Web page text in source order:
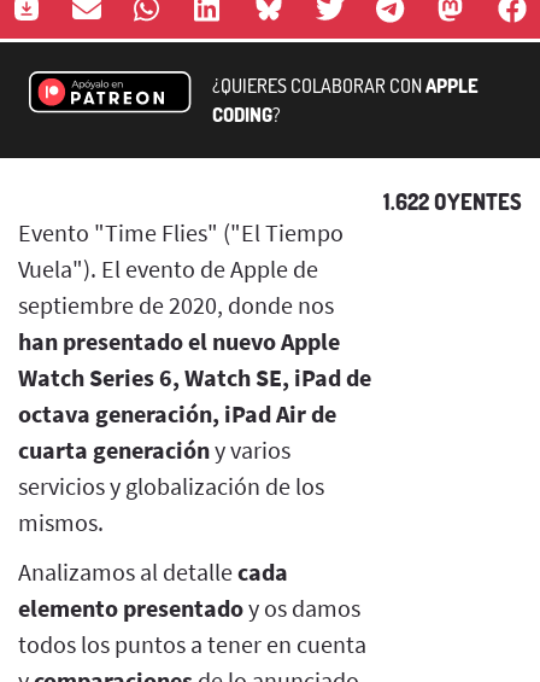
¿QUIERES COLABORAR CONAPPLE
CODING?
1.622 OYENTES
Evento "Time Flies" ("El Tiempo
Vuela"). El evento de Apple de
septiembre de 2020, donde nos
han presentado el nuevo Apple
Watch Series 6, Watch SE, iPad de
octava generación, iPad Air de
cuarta generacióny varios
servicios y globalización de los
mismos.
Analizamos al detallecada
elemento presentadoy os damos
todos los puntos a tener en cuenta